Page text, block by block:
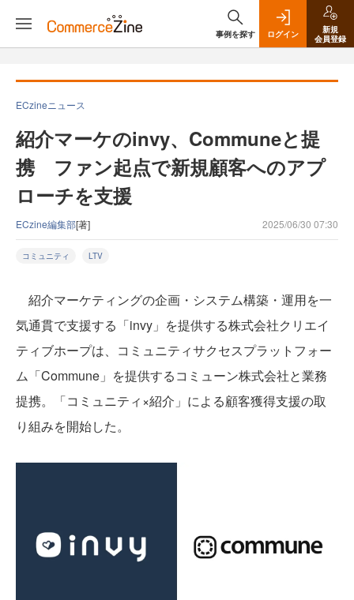
事例を探す ログイン
新規
会員登録
ECzineニュース
紹介マーケのinvy、Communeと提
携 ファン起点で新規顧客へのアプ
ローチを支援
ECzine編集部[著] 2025/06/30 07:30
コミュニティ LTV
紹介マーケティングの企画・システム構築・運用を一
気通貫で支援する「invy」を提供する株式会社クリエイ
ティブホープは、コミュニティサクセスプラットフォー
ム「Commune」を提供するコミューン株式会社と業務
提携。「コミュニティ×紹介」による顧客獲得支援の取
り組みを開始した。